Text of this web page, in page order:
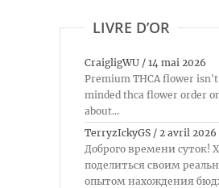
LIVRE D’OR
CraigligWU / 14 mai 2026
Premium THCA flower
minded thca flower order
about...
TerryzIckyGS / 2 avril 2026
Доброго времени суток!
поделиться своим
опытом нахождения